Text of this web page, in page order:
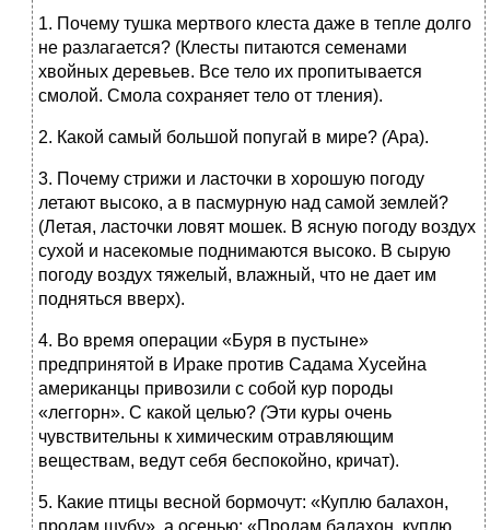
1. Почему тушка мертвого клеста даже в тепле долго
не разлагается? (Клесты питаются семенами
хвойных деревьев. Все тело их пропитывается
смолой. Смола сохраняет тело от тления).
2. Какой самый большой попугай в мире? (Ара).
3. Почему стрижи и ласточки в хорошую погоду
летают высоко, а в пасмурную над самой землей?
(Летая, ласточки ловят мошек. В ясную погоду воздух
сухой и насекомые поднимаются высоко. В сырую
погоду воздух тяжелый, влажный, что не дает им
подняться вверх).
4. Во время операции «Буря в пустыне»
предпринятой в Ираке против Садама Хусейна
американцы привозили с собой кур породы
«леггорн». С какой целью? (Эти куры очень
чувствительны к химическим отравляющим
веществам, ведут себя беспокойно, кричат).
5. Какие птицы весной бормочут: «Куплю балахон,